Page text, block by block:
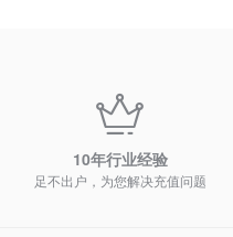
10年行业经验
足不出户，为您解决充值问题